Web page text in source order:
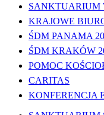
SANKTUARIUM
KRAJOWE
ŚDM PANAMA
ŚDM KRAKÓW
POMOC
CARITAS
KONFERENCJA